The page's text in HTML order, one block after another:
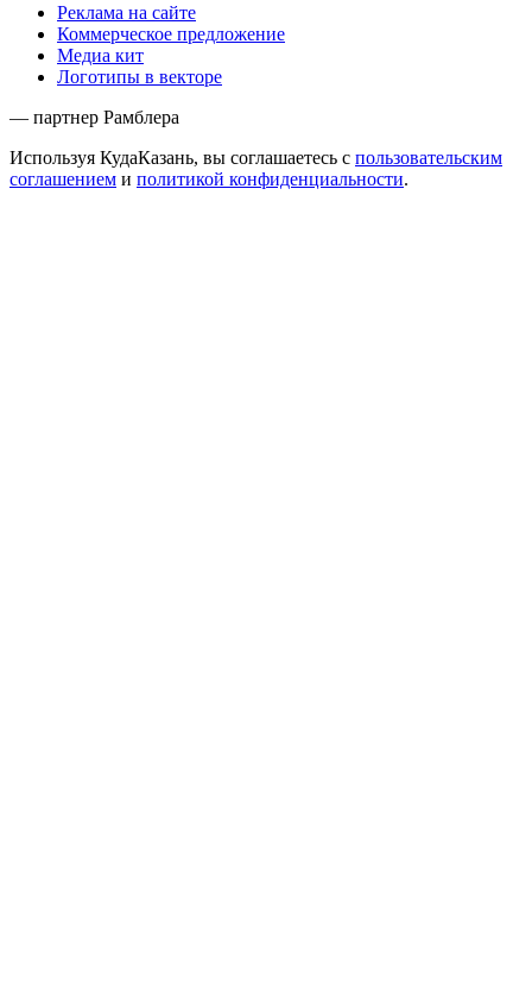
Реклама на сайте
Коммерческое предложение
Медиа кит
Логотипы в векторе
— партнер Рамблера
Используя КудаКазань, вы соглашаетесь с пользовательским
соглашением и политикой конфиденциальности.